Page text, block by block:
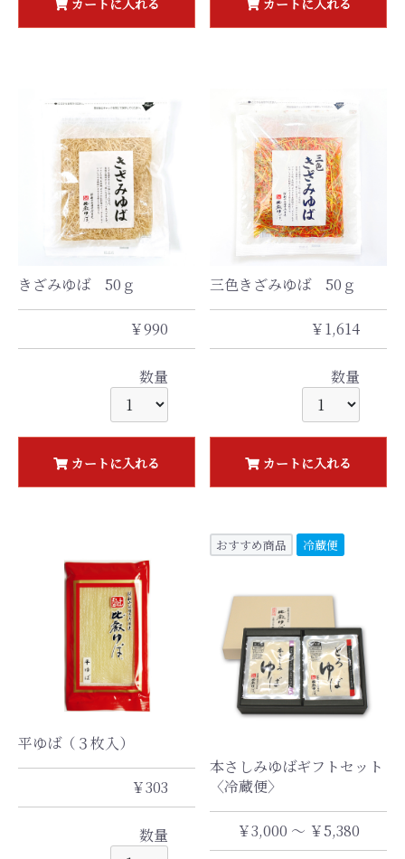
きざみゆば 50ｇ
￥990
数量
カートに入れる
三色きざみゆば 50ｇ
￥1,614
数量
カートに入れる
平ゆば（３枚入）
￥303
数量
おすすめ商品 冷蔵便
本さしみゆばギフトセット
〈冷蔵便〉
￥3,000 ～ ￥5,380